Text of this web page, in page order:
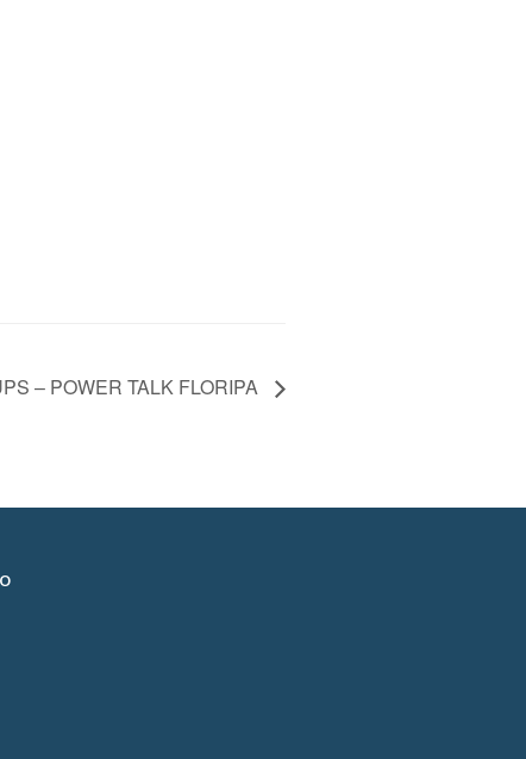
– POWER TALK FLORIPA